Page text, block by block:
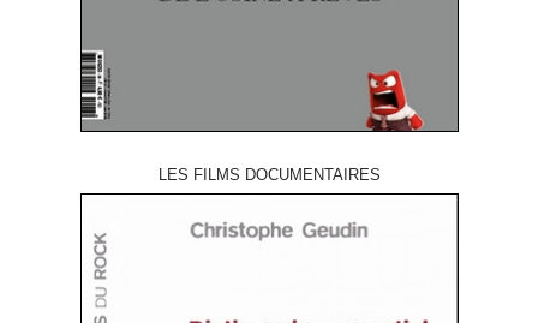
LES FILMS DOCUMENTAIRES